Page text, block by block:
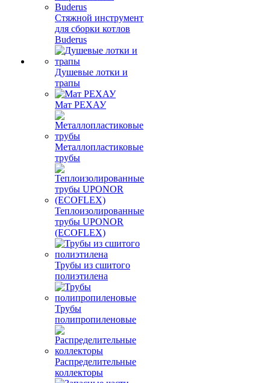
Стяжной инструмент
для сборки котлов
Buderus
Душевые лотки и
трапы
Мат РЕХАУ
Металлопластиковые
трубы
Теплоизолированные
трубы UPONOR
(ECOFLEX)
Трубы из сшитого
полиэтилена
Трубы
полипропиленовые
Распределительные
коллекторы